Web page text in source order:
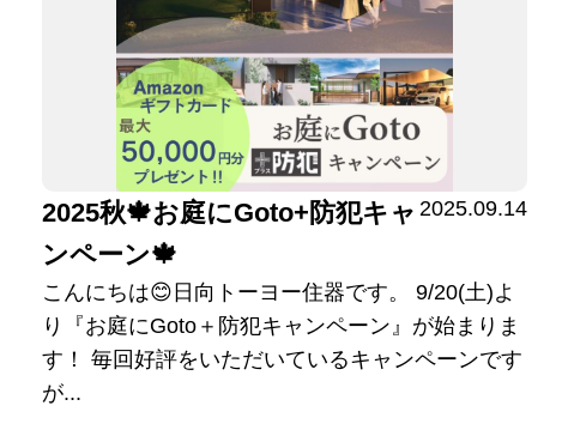
2025秋🍁お庭にGoto+防犯キャ
ンペーン🍁
2025.09.14
こんにちは😊日向トーヨー住器です。 9/20(土)よ
り『お庭にGoto＋防犯キャンペーン』が始まりま
す！ 毎回好評をいただいているキャンペーンです
が...